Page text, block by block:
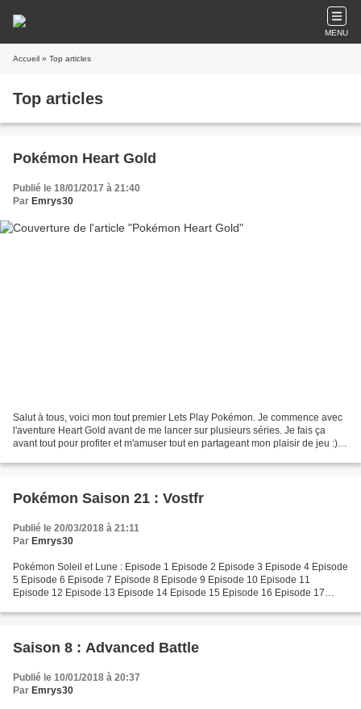
MENU
Accueil » Top articles
Top articles
Pokémon Heart Gold
Publié le 18/01/2017 à 21:40
Par Emrys30
Salut à tous, voici mon tout premier Lets Play Pokémon. Je commence avec
l'aventure Heart Gold avant de me lancer sur plusieurs séries. Je fais ça
avant tout pour profiter et m'amuser tout en partageant mon plaisir de jeu :)
Pokémon Saison 21 : Vostfr
Publié le 20/03/2018 à 21:11
Par Emrys30
Pokémon Soleil et Lune : Episode 1 Episode 2 Episode 3 Episode 4 Episode
5 Episode 6 Episode 7 Episode 8 Episode 9 Episode 10 Episode 11
Episode 12 Episode 13 Episode 14 Episode 15 Episode 16 Episode 17
Saison 8 : Advanced Battle
Publié le 10/01/2018 à 20:37
Par Emrys30